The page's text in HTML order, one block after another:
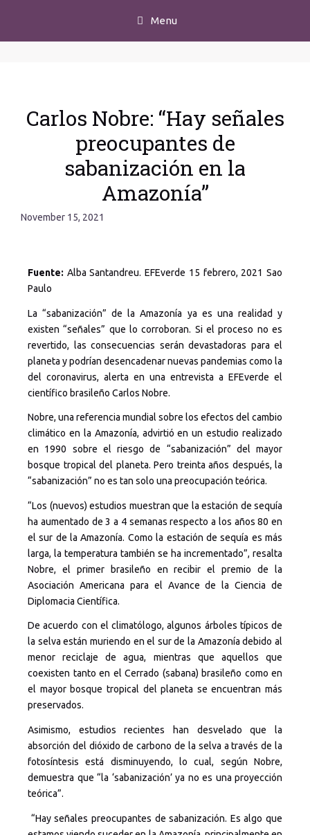
Menu
Carlos Nobre: “Hay señales
preocupantes de
sabanización en la
Amazonía”
November 15, 2021
Fuente: Alba Santandreu. EFEverde 15 febrero, 2021 Sao
Paulo
La “sabanización” de la Amazonía ya es una realidad y
existen “señales” que lo corroboran. Si el proceso no es
revertido, las consecuencias serán devastadoras para el
planeta y podrían desencadenar nuevas pandemias como la
del coronavirus, alerta en una entrevista a EFEverde el
científico brasileño Carlos Nobre.
Nobre, una referencia mundial sobre los efectos del cambio
climático en la Amazonía, advirtió en un estudio realizado
en 1990 sobre el riesgo de “sabanización” del mayor
bosque tropical del planeta. Pero treinta años después, la
“sabanización” no es tan solo una preocupación teórica.
“Los (nuevos) estudios muestran que la estación de sequía
ha aumentado de 3 a 4 semanas respecto a los años 80 en
el sur de la Amazonía. Como la estación de sequía es más
larga, la temperatura también se ha incrementado”, resalta
Nobre, el primer brasileño en recibir el premio de la
Asociación Americana para el Avance de la Ciencia de
Diplomacia Científica.
De acuerdo con el climatólogo, algunos árboles típicos de
la selva están muriendo en el sur de la Amazonía debido al
menor reciclaje de agua, mientras que aquellos que
coexisten tanto en el Cerrado (sabana) brasileño como en
el mayor bosque tropical del planeta se encuentran más
preservados.
Asimismo, estudios recientes han desvelado que la
absorción del dióxido de carbono de la selva a través de la
fotosíntesis está disminuyendo, lo cual, según Nobre,
demuestra que “la ‘sabanización’ ya no es una proyección
teórica”.
“Hay señales preocupantes de sabanización. Es algo que